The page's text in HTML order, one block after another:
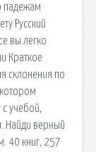
падежам
Русский
вы легко
Краткое
склонения по
с учебой,
Найди верный
40 книг, 257